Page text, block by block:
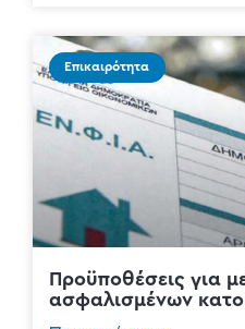
Επικαιρότητα
Προϋποθέσεις για
ασφαλισμένων